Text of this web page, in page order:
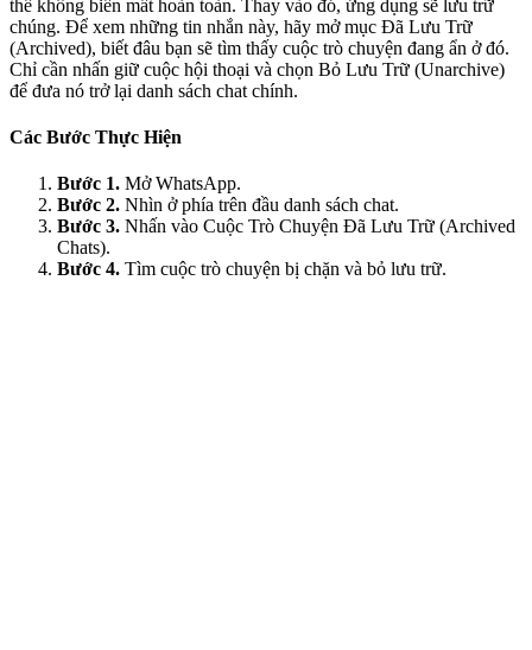
thể không biến mất hoàn toàn. Thay vào đó, ứng dụng sẽ lưu trữ
chúng. Để xem những tin nhắn này, hãy mở mục Đã Lưu Trữ
(Archived), biết đâu bạn sẽ tìm thấy cuộc trò chuyện đang ẩn ở đó.
Chỉ cần nhấn giữ cuộc hội thoại và chọn Bỏ Lưu Trữ (Unarchive)
để đưa nó trở lại danh sách chat chính.
Các Bước Thực Hiện
Bước 1. Mở WhatsApp.
Bước 2. Nhìn ở phía trên đầu danh sách chat.
Bước 3. Nhấn vào Cuộc Trò Chuyện Đã Lưu Trữ (Archived
Chats).
Bước 4. Tìm cuộc trò chuyện bị chặn và bỏ lưu trữ.